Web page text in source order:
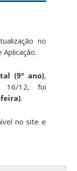
no
(9º ano),
16/12, foi
feira).
no site e